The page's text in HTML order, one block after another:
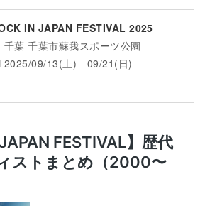
IN JAPAN FESTIVAL 2025
千葉 千葉市蘇我スポーツ公園
2025/09/13(土) - 09/21(日)